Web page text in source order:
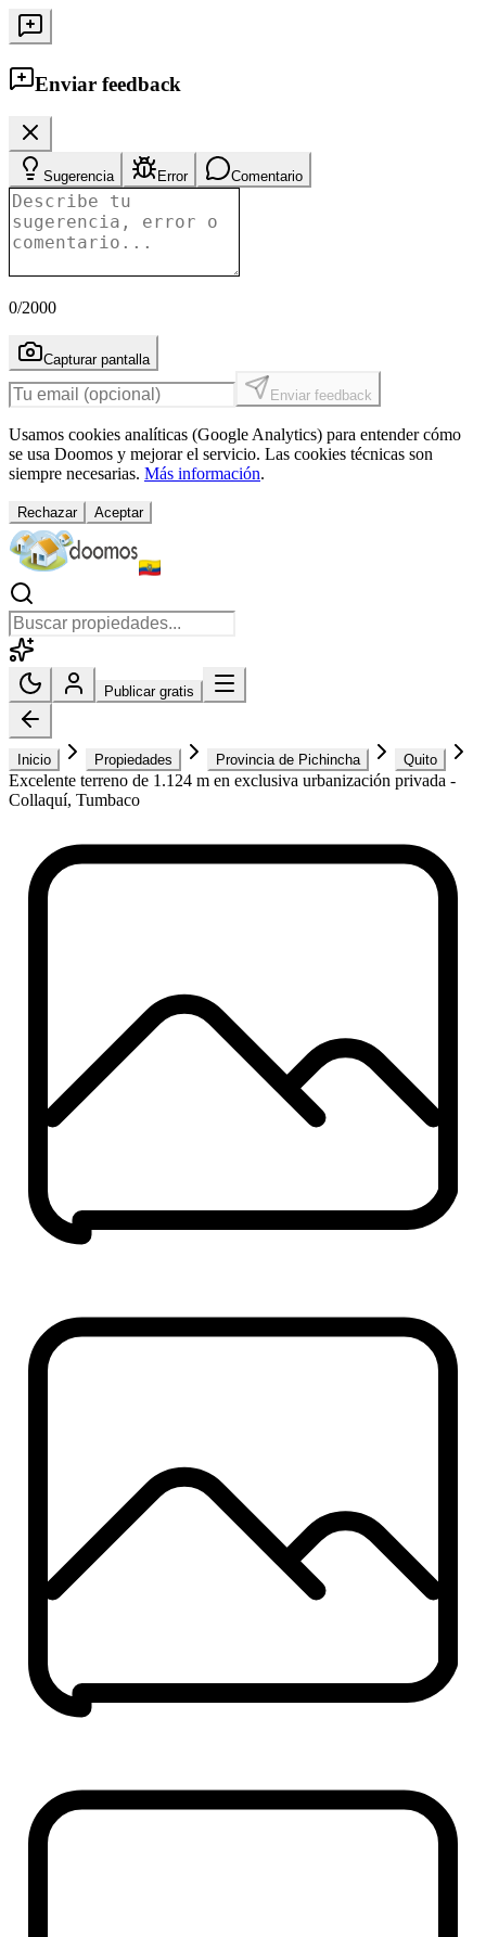
Enviar feedback
Sugerencia Error Comentario
0/2000
Capturar pantalla
Enviar feedback
Usamos cookies analíticas (Google Analytics) para entender cómo
se usa Doomos y mejorar el servicio. Las cookies técnicas son
siempre necesarias. Más información.
Rechazar Aceptar
Publicar gratis
Inicio Propiedades Provincia de Pichincha Quito
Excelente terreno de 1.124 m en exclusiva urbanización privada -
Collaquí, Tumbaco